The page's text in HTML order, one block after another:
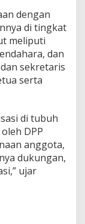
dengan
di tingkat
meliputi
dan
sekretaris
serta
di tubuh
DPP
anggota,
dukungan,
ujar